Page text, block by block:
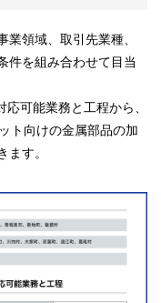
領域、取引先業種、
件を組み合わせて目当
可能業務と工程から、
ト向けの金属部品の加
す。